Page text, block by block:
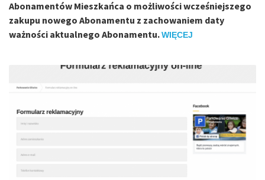
Abonamentów Mieszkańca o możliwości wcześniejszego
zakupu nowego Abonamentu z zachowaniem daty
ważności aktualnego Abonamentu.WIĘCEJ